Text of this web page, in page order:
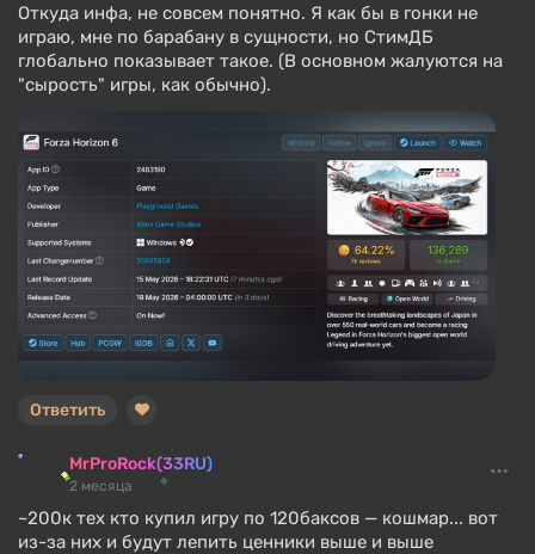
Откуда инфа, не совсем понятно. Я как бы в гонки не
играю, мне по барабану в сущности, но СтимДБ
глобально показывает такое. (В основном жалуются на
"сырость" игры, как обычно).
Ответить
MrProRock(33RU)
2 месяца
~200к тех кто купил игру по 120баксов — кошмар... вот
из-за них и будут лепить ценники выше и выше